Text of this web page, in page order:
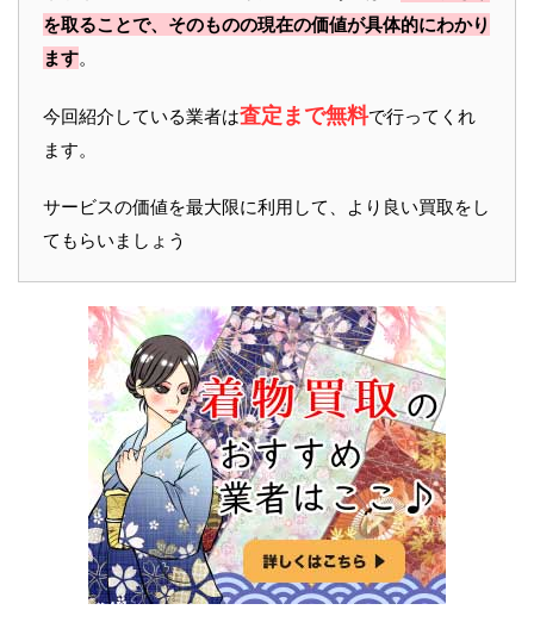
を取ることで、そのものの現在の価値が具体的にわかり
ます。
今回紹介している業者は査定まで無料で行ってくれ
ます。
サービスの価値を最大限に利用して、より良い買取をし
てもらいましょう